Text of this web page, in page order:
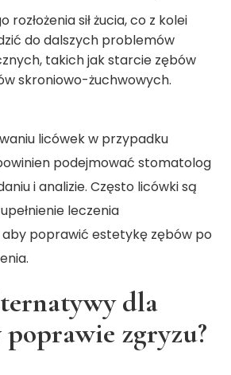
rozłożenia sił żucia, co z kolei
do dalszych problemów
takich jak starcie zębów
skroniowo-żuchwowych.
licówek w przypadku
podejmować stomatolog
i analizie. Często licówki są
leczenia
poprawić estetykę zębów po
dla
zgryzu?